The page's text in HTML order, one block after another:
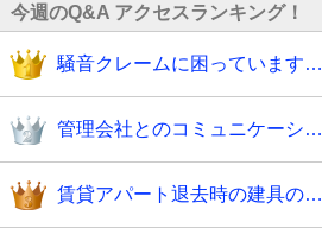
今週のQ&A アクセスランキング！
騒音クレームに困っています…
管理会社とのコミュニケーシ…
賃貸アパート退去時の建具の…